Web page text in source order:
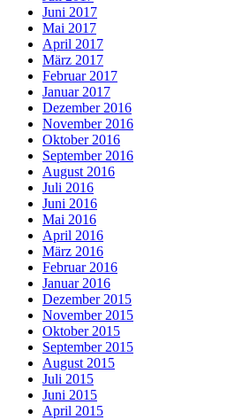
Juni 2017
Mai 2017
April 2017
März 2017
Februar 2017
Januar 2017
Dezember 2016
November 2016
Oktober 2016
September 2016
August 2016
Juli 2016
Juni 2016
Mai 2016
April 2016
März 2016
Februar 2016
Januar 2016
Dezember 2015
November 2015
Oktober 2015
September 2015
August 2015
Juli 2015
Juni 2015
April 2015